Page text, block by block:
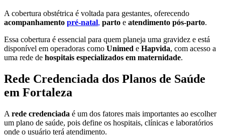
A cobertura obstétrica é voltada para gestantes, oferecendo
acompanhamento pré-natal, parto e atendimento pós-parto.
Essa cobertura é essencial para quem planeja uma gravidez e está
disponível em operadoras como Unimed e Hapvida, com acesso a
uma rede de hospitais especializados em maternidade.
Rede Credenciada dos Planos de Saúde
em Fortaleza
A rede credenciada é um dos fatores mais importantes ao escolher
um plano de saúde, pois define os hospitais, clínicas e laboratórios
onde o usuário terá atendimento.